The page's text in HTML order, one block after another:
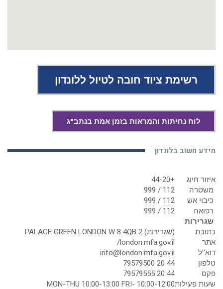
רשימת ציוד חובה לטיול ללונדון
לוח נחיתות והמראות בזמן אמת בנתב"ג
מידע חשוב בלונדון
איזור חיוג
+44-20
משטרה
112 / 999
כיבוי אש
112 / 999
רפואה
112 / 999
שגרירות
כתובת
(שגרירות) 2 PALACE GREEN LONDON W 8 4QB
אתר
london.mfa.gov.il/
דוא’’ל
info@london.mfa.gov.il
טלפון
44 20 79579500
פקס
44 20 79579555
שעות פעילותMON-THU 10:00-13:00 FRI- 10:00-12:00